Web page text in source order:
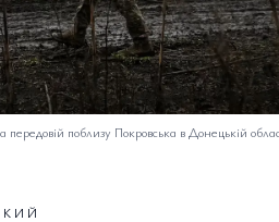
передовій поблизу Покровська в Донецькій